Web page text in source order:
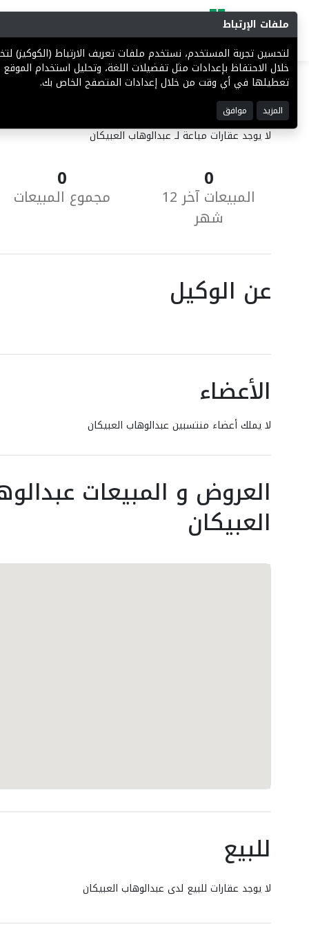
العقارات المباعة
لا يوجد عقارات مباعة لـ عبدالوهاب العبيكان
0
المبيعات آخر 12
شهر
0
مجموع المبيعات
عن الوكيل
الأعضاء
لا يملك أعضاء منتسبين عبدالوهاب العبيكان
العروض و المبيعات
العبيكان
للبيع
لا يوجد عقارات للبيع لدى عبدالوهاب العبيكان
ملفات الإرتباط
لتحسين تجربة المستخدم، نستخدم ملفات تعريف الارتباط
خلال الاحتفاظ بإعدادات مثل تفضيلات اللغة، وتحليل استخدام
تعطيلها في أي وقت من خلال إعدادات المتصفح الخاص بك.
المزيد موافق